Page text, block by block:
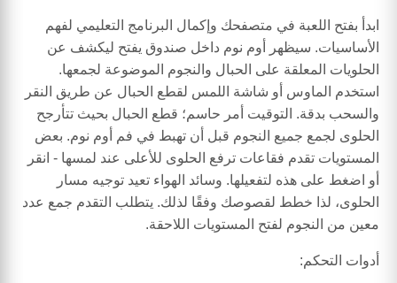
ابدأ بفتح اللعبة في متصفحك وإكمال البرنامج التعليمي لفهم
الأساسيات. سيظهر أوم نوم داخل صندوق يفتح ليكشف عن
الحلويات المعلقة على الحبال والنجوم الموضوعة لجمعها.
استخدم الماوس أو شاشة اللمس لقطع الحبال عن طريق النقر
والسحب بدقة. التوقيت أمر حاسم؛ قطع الحبال بحيث تتأرجح
الحلوى لجمع جميع النجوم قبل أن تهبط في فم أوم نوم. بعض
المستويات تقدم فقاعات ترفع الحلوى للأعلى عند لمسها - انقر
أو اضغط على هذه لتفعيلها. وسائد الهواء تعيد توجيه مسار
الحلوى، لذا خطط لقصوصك وفقًا لذلك. يتطلب التقدم جمع عدد
معين من النجوم لفتح المستويات اللاحقة.
أدوات التحكم: